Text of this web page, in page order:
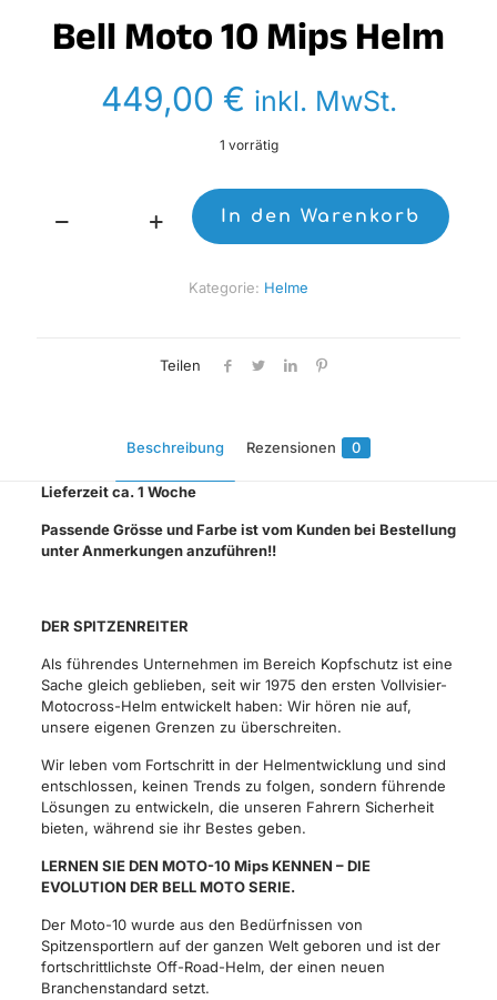
Bell Moto 10 Mips Helm
449,00 € inkl. MwSt.
1 vorrätig
Bell
In den Warenkorb
Kategorie: Helme
Teilen
Beschreibung Rezensionen 0
Lieferzeit ca. 1 Woche
Passende Grösse und Farbe ist vom Kunden bei Bestellung
unter Anmerkungen anzuführen!!
DER SPITZENREITER
Als führendes Unternehmen im Bereich Kopfschutz ist eine
Sache gleich geblieben, seit wir 1975 den ersten Vollvisier-
Motocross-Helm entwickelt haben: Wir hören nie auf,
unsere eigenen Grenzen zu überschreiten.
Wir leben vom Fortschritt in der Helmentwicklung und sind
entschlossen, keinen Trends zu folgen, sondern führende
Lösungen zu entwickeln, die unseren Fahrern Sicherheit
bieten, während sie ihr Bestes geben.
LERNEN SIE DEN MOTO-10 Mips KENNEN – DIE
EVOLUTION DER BELL MOTO SERIE.
Der Moto-10 wurde aus den Bedürfnissen von
Spitzensportlern auf der ganzen Welt geboren und ist der
fortschrittlichste Off-Road-Helm, der einen neuen
Branchenstandard setzt.